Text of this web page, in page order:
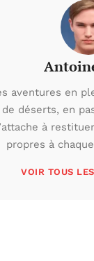
aventures en
déserts, en
à
propres à
VOIR TOUS